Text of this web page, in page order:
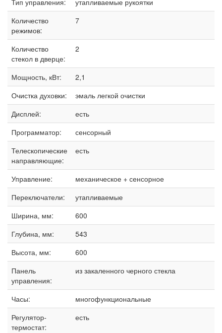
Тип управления:
утапливаемые рукоятки
Количество
режимов:
7
Количество
стекол в дверце:
2
Мощность, кВт:
2,1
Очистка духовки:
эмаль легкой очистки
Дисплей:
есть
Программатор:
сенсорный
Телескопические
направляющие:
есть
Управление:
механическое + сенсорное
Переключатели:
утапливаемые
Ширина, мм:
600
Глубина, мм:
543
Высота, мм:
600
Панель
управления:
из закаленного черного стекла
Часы:
многофункциональные
Регулятор-
термостат:
есть